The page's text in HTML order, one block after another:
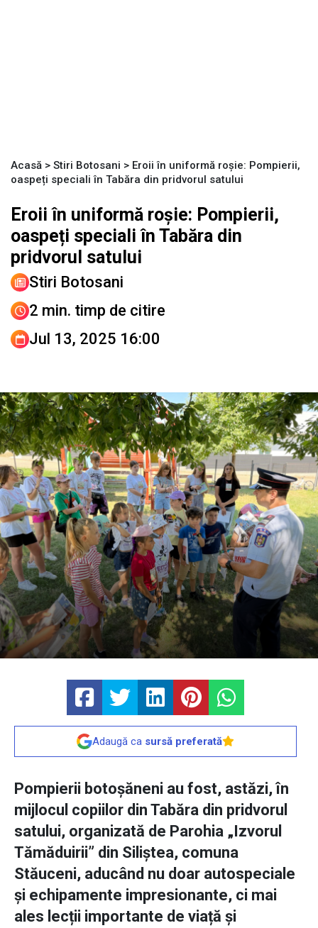
Acasă > Stiri Botosani > Eroii în uniformă roșie: Pompierii,
oaspeți speciali în Tabăra din pridvorul satului
Eroii în uniformă roșie: Pompierii,
oaspeți speciali în Tabăra din
pridvorul satului
Stiri Botosani
2 min. timp de citire
Jul 13, 2025 16:00
Adaugă ca sursă preferată
Pompierii botoșăneni au fost, astăzi, în
mijlocul copiilor din Tabăra din pridvorul
satului, organizată de Parohia „Izvorul
Tămăduirii” din Siliștea, comuna
Stăuceni, aducând nu doar autospeciale
și echipamente impresionante, ci mai
ales lecții importante de viață și